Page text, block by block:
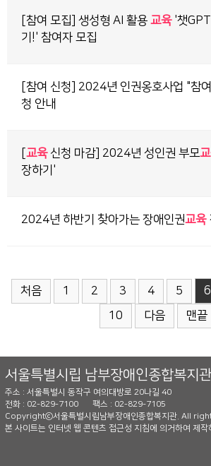
[참여 모집] 생성형 AI 활용 교육'챗GPT
기!' 참여자 모집
[참여 신청] 2024년 인권옹호사업 "참
청 안내
[교육신청 마감] 2024년 성인권 부모
장하기'
2024년 하반기 찾아가는 장애인권교육
처음 1 2 3 4 5 6
10
다음 맨끝
서울특별시립 남부장애인종합복지관
주소 : 서울특별시 동작구 여의대방로 20나길 40
전화 : 02-829-7100
팩스 : 02-829-7105
Copyrightⓒ서울특별시립남부장애인종합복지관. All
본 사이트는 인터넷 웹 콘텐츠 접근성 지침에 의거하여 제작